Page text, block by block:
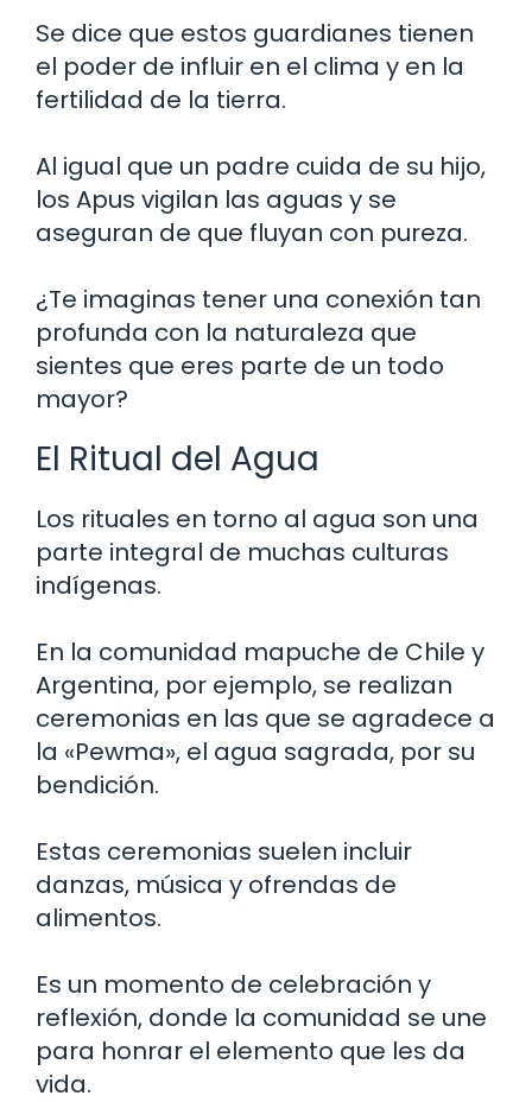
Se dice que estos guardianes tienen
el poder de influir en el clima y en la
fertilidad de la tierra.
Al igual que un padre cuida de su hijo,
los Apus vigilan las aguas y se
aseguran de que fluyan con pureza.
¿Te imaginas tener una conexión tan
profunda con la naturaleza que
sientes que eres parte de un todo
mayor?
El Ritual del Agua
Los rituales en torno al agua son una
parte integral de muchas culturas
indígenas.
En la comunidad mapuche de Chile y
Argentina, por ejemplo, se realizan
ceremonias en las que se agradece a
la «Pewma», el agua sagrada, por su
bendición.
Estas ceremonias suelen incluir
danzas, música y ofrendas de
alimentos.
Es un momento de celebración y
reflexión, donde la comunidad se une
para honrar el elemento que les da
vida.